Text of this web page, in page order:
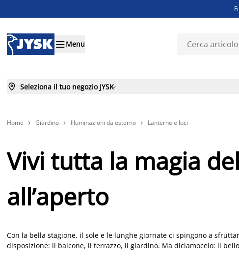
Menu
 Seleziona il tuo negozio JYSK
Home  Giardino  Illuminazioni da esterno  Lanterne e luci
Vivi tutta la magia
all’aperto
Con la bella stagione, il sole e le lunghe giornate ci spingono a
disposizione: il balcone, il terrazzo, il giardino. Ma diciamocelo: il